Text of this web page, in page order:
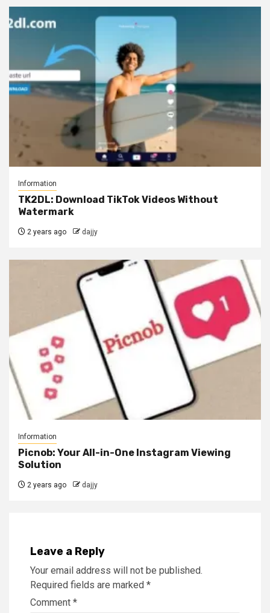
Information
TK2DL: Download TikTok Videos Without
Watermark
2 years ago dajjy
Information
Picnob: Your All-in-One Instagram Viewing
Solution
2 years ago dajjy
Leave a Reply
Your email address will not be published.
Required fields are marked *
Comment *